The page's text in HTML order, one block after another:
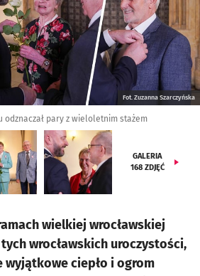
Fot. Zuzanna Szarczyńska
odznaczał pary z wieloletnim stażem
GALERIA
168 ZDJĘĆ
wielkiej wrocławskiej
wrocławskich uroczystości,
wyjątkowe ciepło i ogrom